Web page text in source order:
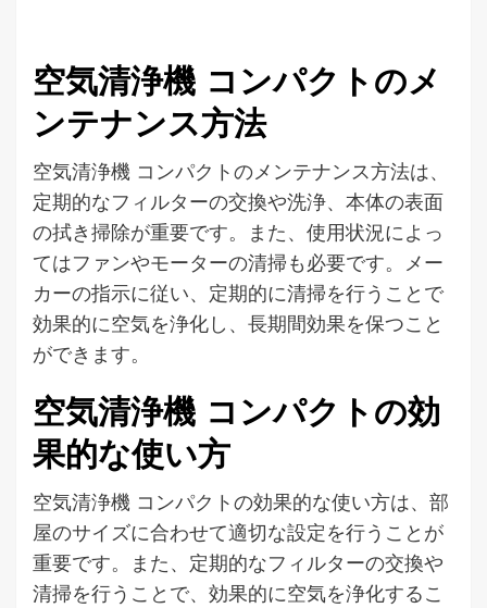
空気清浄機 コンパクトのメ
ンテナンス方法
空気清浄機 コンパクトのメンテナンス方法は、
定期的なフィルターの交換や洗浄、本体の表面
の拭き掃除が重要です。また、使用状況によっ
てはファンやモーターの清掃も必要です。メー
カーの指示に従い、定期的に清掃を行うことで
効果的に空気を浄化し、長期間効果を保つこと
ができます。
空気清浄機 コンパクトの効
果的な使い方
空気清浄機 コンパクトの効果的な使い方は、部
屋のサイズに合わせて適切な設定を行うことが
重要です。また、定期的なフィルターの交換や
清掃を行うことで、効果的に空気を浄化するこ